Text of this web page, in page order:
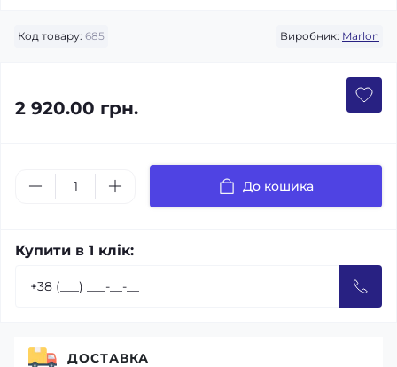
Код товару: 685 Виробник: Marlon
2 920.00 грн.
До кошика
Купити в 1 клік:
ДОСТАВКА